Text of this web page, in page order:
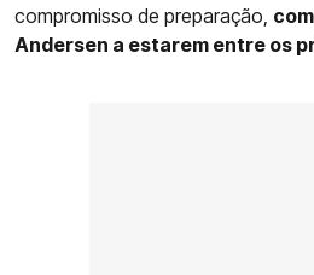
compromisso de preparação,
Andersen a estarem entre os